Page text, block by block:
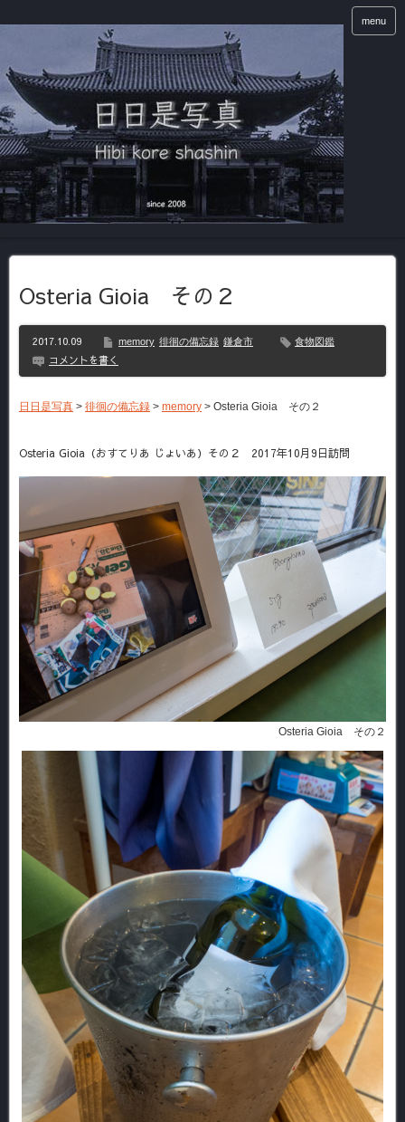
menu
Osteria Gioia その２
2017.10.09 memory 徘徊の備忘録 鎌倉市 食物図鑑
コメントを書く
日日是写真 > 徘徊の備忘録 > memory > Osteria Gioia その２
Osteria Gioia（おすてりあ じょいあ）その２ 2017年10月9日訪問
Osteria Gioia その２